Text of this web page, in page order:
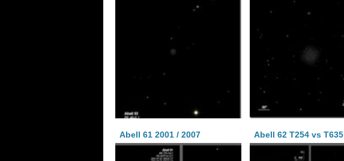
Abell 61 2001 / 2007 Abell 62 T254 vs T635